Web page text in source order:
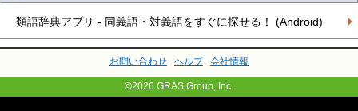
類語辞典アプリ - 同義語・対義語をすぐに探せる！ (Android)
お問い合わせ ヘルプ 会社情報
©2026 GRAS Group, Inc.